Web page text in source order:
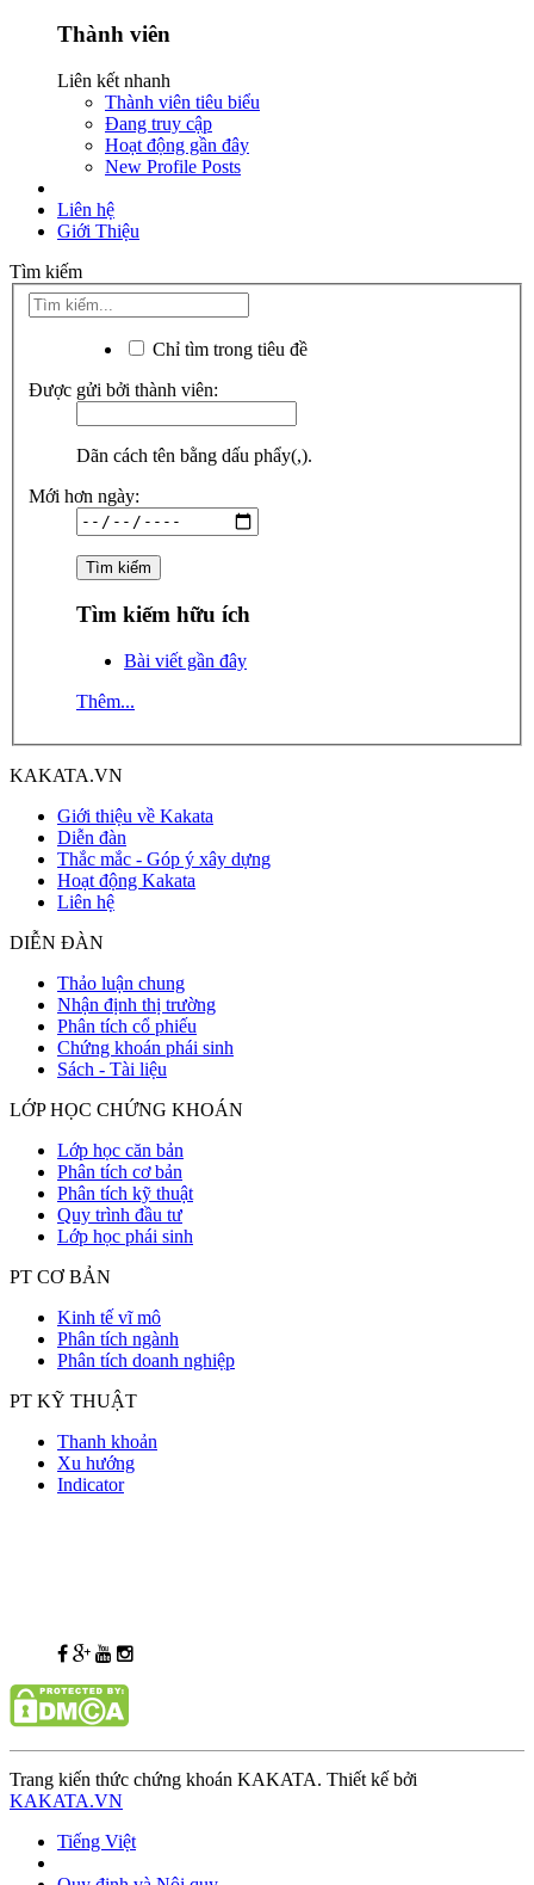
Thành viên
Liên kết nhanh
Thành viên tiêu biểu
Đang truy cập
Hoạt động gần đây
New Profile Posts
Liên hệ
Giới Thiệu
Tìm kiếm
Chỉ tìm trong tiêu đề
Được gửi bởi thành viên:
Dãn cách tên bằng dấu phẩy(,).
Mới hơn ngày:
Tìm kiếm hữu ích
Bài viết gần đây
Thêm...
KAKATA.VN
Giới thiệu về Kakata
Diễn đàn
Thắc mắc - Góp ý xây dựng
Hoạt động Kakata
Liên hệ
DIỄN ĐÀN
Thảo luận chung
Nhận định thị trường
Phân tích cổ phiếu
Chứng khoán phái sinh
Sách - Tài liệu
LỚP HỌC CHỨNG KHOÁN
Lớp học căn bản
Phân tích cơ bản
Phân tích kỹ thuật
Quy trình đầu tư
Lớp học phái sinh
PT CƠ BẢN
Kinh tế vĩ mô
Phân tích ngành
Phân tích doanh nghiệp
PT KỸ THUẬT
Thanh khoản
Xu hướng
Indicator
Trang kiến thức chứng khoán KAKATA. Thiết kế bởi
KAKATA.VN
Tiếng Việt